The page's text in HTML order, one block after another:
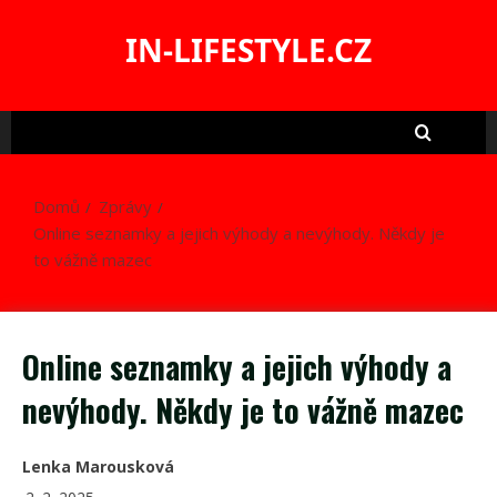
IN-LIFESTYLE.CZ
Domů
Zprávy
Online seznamky a jejich výhody a nevýhody. Někdy je
to vážně mazec
Online seznamky a jejich výhody a
nevýhody. Někdy je to vážně mazec
Lenka Marousková